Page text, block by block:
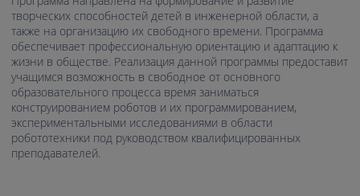
творческих способностей детей в инженерной области, а
также на организацию их свободного времени. Программа
обеспечивает профессиональную ориентацию и адаптацию к
жизни в обществе. Реализация данной программы предоставит
учащимся возможность в свободное от основного
образовательного процесса время заниматься
конструированием роботов и их программированием,
экспериментальными исследованиями в области
робототехники под руководством квалифицированных
преподавателей.